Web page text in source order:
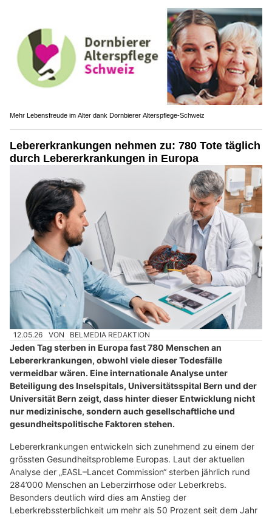
Mehr Lebensfreude im Alter dank Dornbierer Alterspflege-Schweiz
Lebererkrankungen nehmen zu: 780 Tote täglich
durch Lebererkrankungen in Europa
12.05.26 VON BELMEDIA REDAKTION
Jeden Tag sterben in Europa fast 780 Menschen an
Lebererkrankungen, obwohl viele dieser Todesfälle
vermeidbar wären. Eine internationale Analyse unter
Beteiligung des Inselspitals, Universitätsspital Bern und der
Universität Bern zeigt, dass hinter dieser Entwicklung nicht
nur medizinische, sondern auch gesellschaftliche und
gesundheitspolitische Faktoren stehen.
Lebererkrankungen entwickeln sich zunehmend zu einem der
grössten Gesundheitsprobleme Europas. Laut der aktuellen
Analyse der „EASL–Lancet Commission“ sterben jährlich rund
284’000 Menschen an Leberzirrhose oder Leberkrebs.
Besonders deutlich wird dies am Anstieg der
Leberkrebssterblichkeit um mehr als 50 Prozent seit dem Jahr